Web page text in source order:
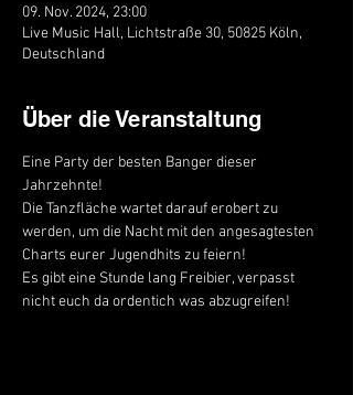
09. Nov. 2024, 23:00
Live Music Hall, Lichtstraße 30, 50825 Köln,
Deutschland
Über die Veranstaltung
Eine Party der besten Banger dieser
Jahrzehnte!
Die Tanzfläche wartet darauf erobert zu
werden, um die Nacht mit den angesagtesten
Charts eurer Jugendhits zu feiern!
Es gibt eine Stunde lang Freibier, verpasst
nicht euch da ordentich was abzugreifen!